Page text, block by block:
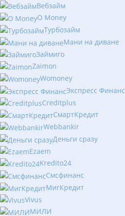
Вебзайм
O Money
Турбозайм
Мани на диване
Займиго
Zaimon
Womoney
Экспресс Финанс
Creditplus
СмартКредит
Webbankir
Деньги сразу
Ezaem
Kredito24
Смсфинанс
МигКредит
Vivus
МИЛИ